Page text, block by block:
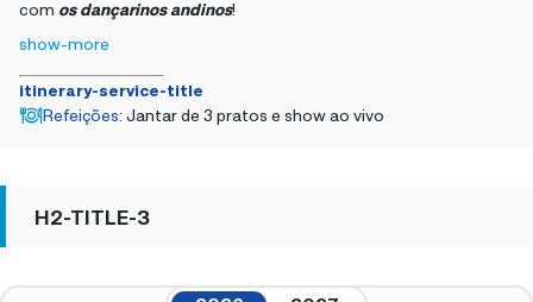
com os dançarinos andinos!
show-more
itinerary-service-title
Refeições: Jantar de 3 pratos e show ao vivo
H2-TITLE-3